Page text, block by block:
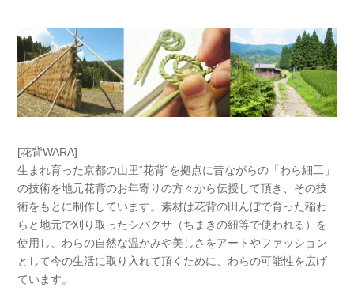
[花背WARA]
生まれ育った京都の山里“花背”を拠点に昔ながらの「わら細工」
の技術を地元花背のお年寄りの方々から伝授して頂き、その技
術をもとに制作しています。素材は花背の田んぼで育った稲わ
らと地元で刈り取ったシバクサ（ちまきの紐等で使われる）を
使用し、わらの自然な温かみや美しさをアートやファッション
として今の生活に取り入れて頂くために、わらの可能性を広げ
ています。